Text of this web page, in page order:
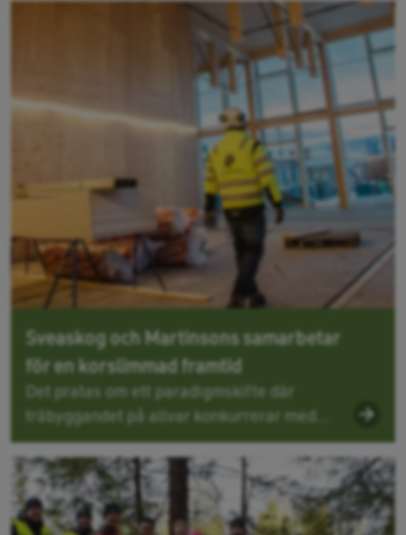
Sveaskog och Martinsons samarbetar
för en korslimmad framtid
Det pratas om ett paradigmskifte där
träbyggandet på allvar konkurrerar med...